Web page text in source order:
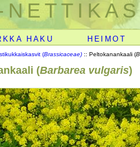
HAKU HEIMOT
(Brassicaceae) :: Peltokanankaali (
(Barbarea vulgaris)